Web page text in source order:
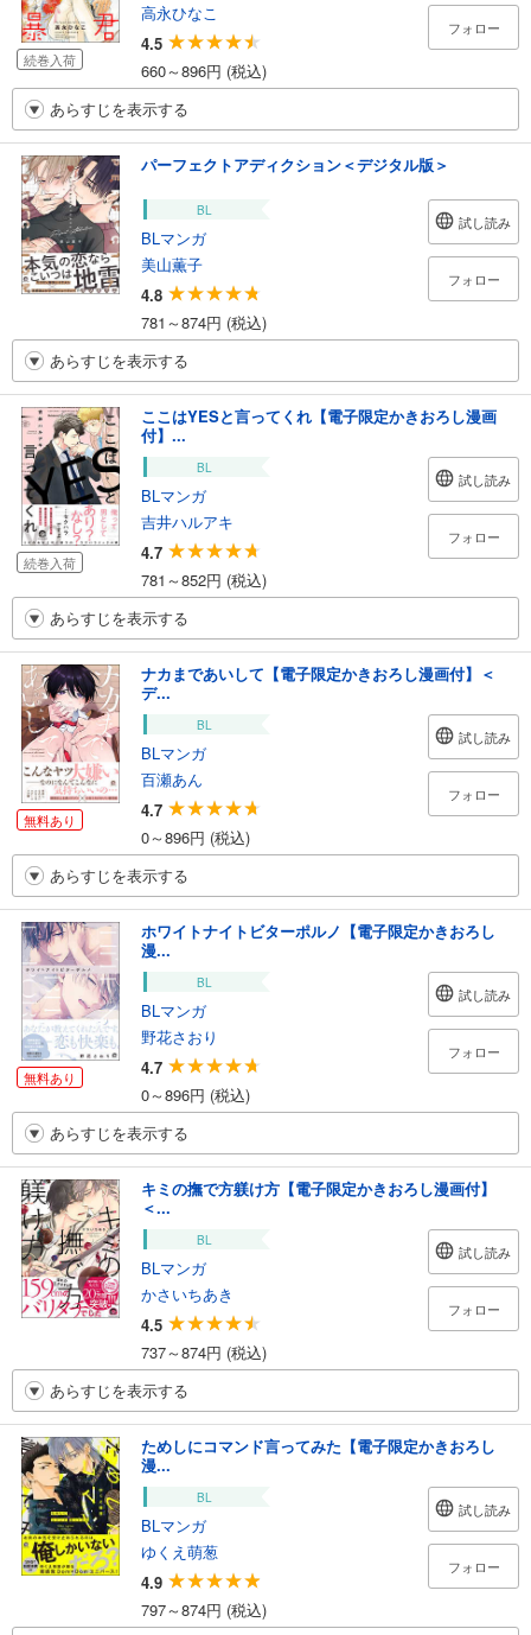
続巻入荷
高永ひなこ
4.5
660～896円 (税込)
フォロー
あらすじを表示する
パーフェクトアディクション＜デジタル版＞
BL
BLマンガ
美山薫子
4.8
781～874円 (税込)
試し読み
フォロー
あらすじを表示する
続巻入荷
ここはYESと言ってくれ【電子限定かきおろし漫画
付】...
BL
BLマンガ
吉井ハルアキ
4.7
781～852円 (税込)
試し読み
フォロー
あらすじを表示する
無料あり
ナカまであいして【電子限定かきおろし漫画付】＜
デ...
BL
BLマンガ
百瀬あん
4.7
0～896円 (税込)
試し読み
フォロー
あらすじを表示する
無料あり
ホワイトナイトビターポルノ【電子限定かきおろし
漫...
BL
BLマンガ
野花さおり
4.7
0～896円 (税込)
試し読み
フォロー
あらすじを表示する
キミの撫で方躾け方【電子限定かきおろし漫画付】
＜...
BL
BLマンガ
かさいちあき
4.5
737～874円 (税込)
試し読み
フォロー
あらすじを表示する
ためしにコマンド言ってみた【電子限定かきおろし
漫...
BL
BLマンガ
ゆくえ萌葱
4.9
797～874円 (税込)
試し読み
フォロー